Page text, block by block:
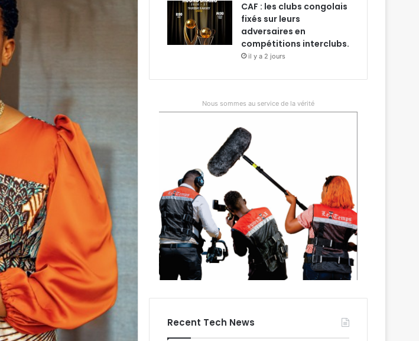
CAF : les clubs congolais
fixés sur leurs
adversaires en
compétitions interclubs.
il y a 2 jours
Nous sommes au service de la vérité
Recent Tech News